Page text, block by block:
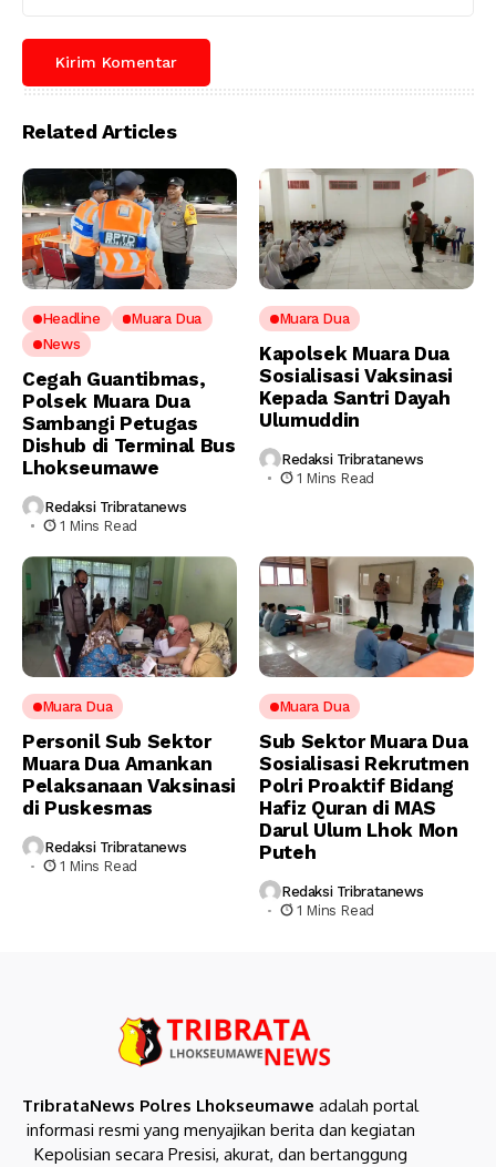
Related Articles
Headline
Muara Dua
News
Cegah Guantibmas,
Polsek Muara Dua
Sambangi Petugas
Dishub di Terminal Bus
Lhokseumawe
Redaksi Tribratanews
1 Mins Read
Muara Dua
Kapolsek Muara Dua
Sosialisasi Vaksinasi
Kepada Santri Dayah
Ulumuddin
Redaksi Tribratanews
1 Mins Read
Muara Dua
Personil Sub Sektor
Muara Dua Amankan
Pelaksanaan Vaksinasi
di Puskesmas
Redaksi Tribratanews
1 Mins Read
Muara Dua
Sub Sektor Muara Dua
Sosialisasi Rekrutmen
Polri Proaktif Bidang
Hafiz Quran di MAS
Darul Ulum Lhok Mon
Puteh
Redaksi Tribratanews
1 Mins Read
TribrataNews Polres Lhokseumawe adalah portal
informasi resmi yang menyajikan berita dan kegiatan
Kepolisian secara Presisi, akurat, dan bertanggung